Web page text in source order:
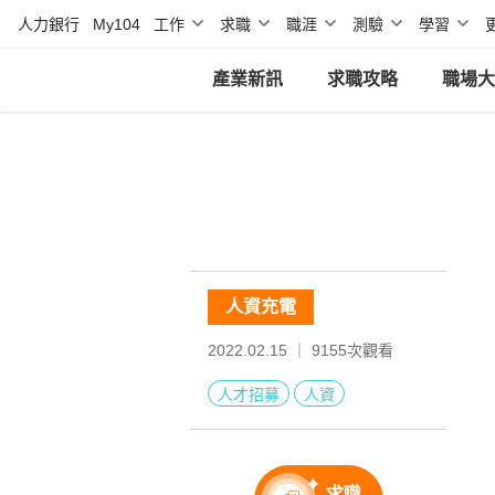
人力銀行 My104 工作 求職 職涯 測驗 學習
產業新訊 求職攻略 職場
人資充電
2022.02.15 ｜ 9155次觀看
人才招募 人資